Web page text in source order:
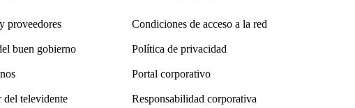
proveedores
buen gobierno
del televidente
Condiciones de acceso a la red
Política de privacidad
Portal corporativo
Responsabilidad corporativa